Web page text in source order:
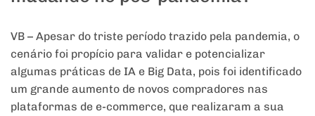
VB – Apesar do triste período trazido pela pandemia, o
cenário foi propício para validar e potencializar
algumas práticas de IA e Big Data, pois foi identificado
um grande aumento de novos compradores nas
plataformas de e-commerce, que realizaram a sua